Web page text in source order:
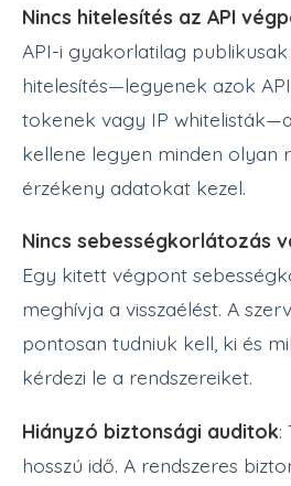
Nincs hitelesítés az API
API-i gyakorlatilag
hitelesítés—legyenek azok
tokenek vagy IP
kellene legyen minden olyan
érzékeny adatokat kezel.
Nincs sebességkorlátozás
Egy kitett végpont
meghívja a visszaélést. A
pontosan tudniuk kell, ki és
kérdezi le a rendszereiket.
Hiányzó biztonsági auditok:
hosszú idő. A rendszeres